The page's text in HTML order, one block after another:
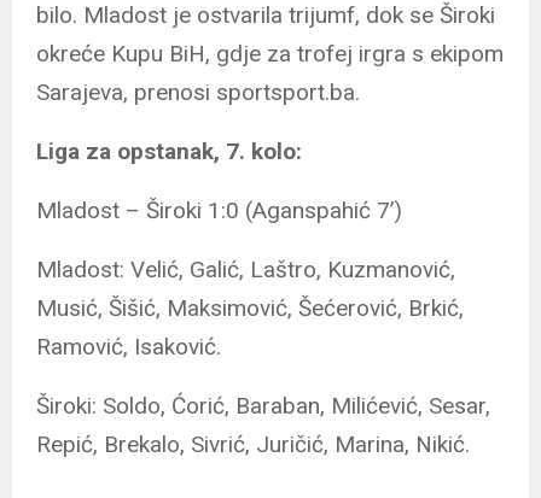
bilo. Mladost je ostvarila trijumf, dok se Široki
okreće Kupu BiH, gdje za trofej irgra s ekipom
Sarajeva, prenosi sportsport.ba.
Liga za opstanak, 7. kolo:
Mladost – Široki 1:0 (Aganspahić 7’)
Mladost: Velić, Galić, Laštro, Kuzmanović,
Musić, Šišić, Maksimović, Šećerović, Brkić,
Ramović, Isaković.
Široki: Soldo, Ćorić, Baraban, Milićević, Sesar,
Repić, Brekalo, Sivrić, Juričić, Marina, Nikić.